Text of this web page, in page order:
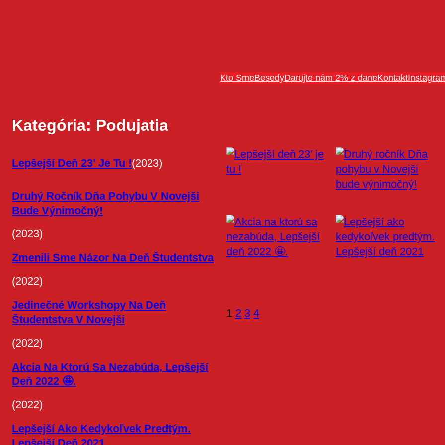
Kto SmeBesedyDarujte nám 2% z daneKontakt
Kategória: Podujatia
Lepšejší Deň 23’ Je Tu !(2023)
Druhý Ročník Dňa Pohybu V Novejši
Bude Výnimočný!
(2023)
Zmenili Sme Názor Na Deň Študentstva
(2022)
Jedinečné Workshopy Na Deň
Študentstva V Novejši
(2022)
Akcia Na Ktorú Sa Nezabúda, Lepšejší
Deň 2022 🤩.
(2022)
Lepšejší Ako Kedykoľvek Predtým.
1 2 3 4